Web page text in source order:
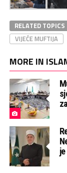
RELATED TOPICS
VIJEĆE MUFTIJA
MORE IN